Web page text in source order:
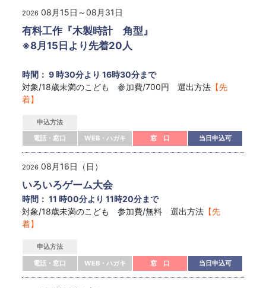
2026 08月15日～08月31日
有料工作『木製時計 角型』
※8月15日より先着20人
時間： 9 時30分より 16時30分まで
対象/18歳未満のこども 参加費/700円 選出方法 【先
着】
申込方法
電話・窓口
WEB・ハガキ 窓 口 当日申込可
2026 08月16日（日）
いろいろゲーム大会
時間： 11 時00分より 11時20分まで
対象/18歳未満のこども 参加費/無料 選出方法 【先
着】
申込方法
電話・窓口
WEB・ハガキ 窓 口 当日申込可